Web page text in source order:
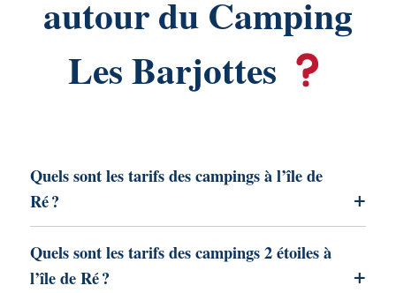
autour du Camping
Les Barjottes
Quels sont les tarifs des campings à l’île de
Ré ?
Quels sont les tarifs des campings 2 étoiles à
l’île de Ré ?